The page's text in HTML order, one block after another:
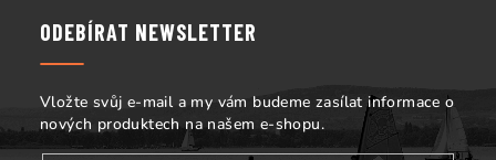
ODEBÍRAT NEWSLETTER
Vložte svůj e-mail a my vám budeme zasílat informace o
nových produktech na našem e-shopu.